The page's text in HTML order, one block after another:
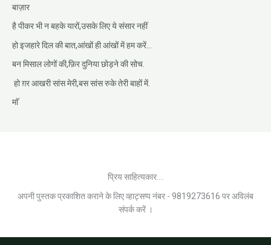
बाज़ार
है पीकर भी न बहके यारों,उसके लिए ये संसार नहीं
हो इजहारे दिल की बात,आंखों ही आंखों में हम करें…
बन मिसाल लोगों की,फ़िर दुनिया छोड़ने की सोच.
हो ग़र आखरी सांस मेरी,बस सांस रुके तेरी बाहों में.
माॅ
प्रिय साहित्यकार....
अपनी पुस्तक प्रकाशित कराने के लिए व्हाट्सप्प नंबर - 9819273616 पर अविलंब
संपर्क करें ।